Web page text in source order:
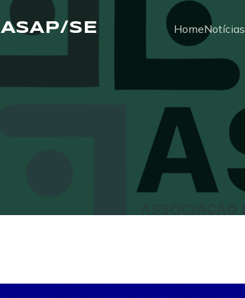
ASAP/SE HomeNotícias